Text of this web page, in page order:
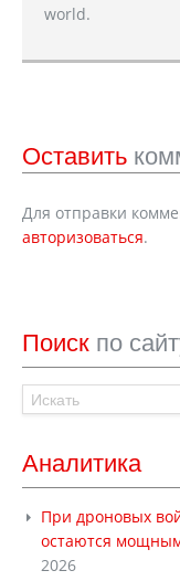
world.
Оставить
Для отправки
авторизоваться.
Поиск по
Аналитика
При дроновых
остаются
2026